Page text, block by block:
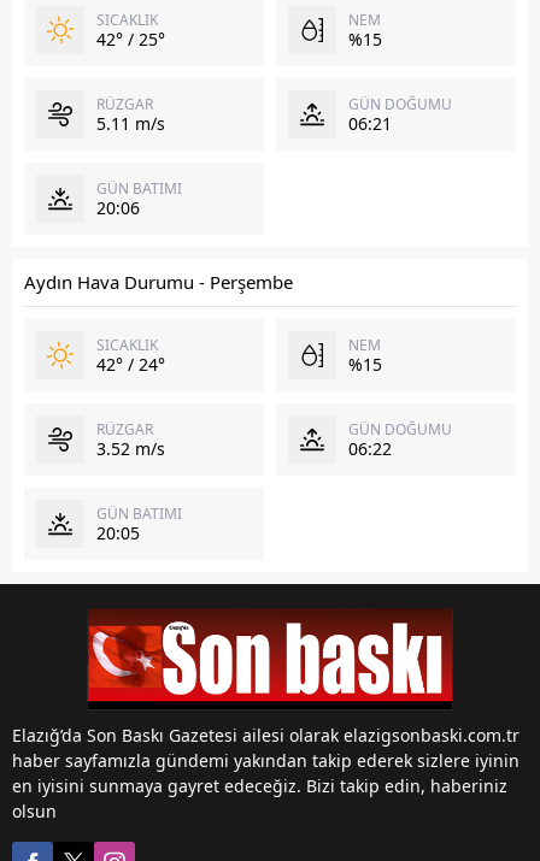
SICAKLIK
42° / 25°
NEM
%15
RÜZGAR
5.11 m/s
GÜN DOĞUMU
06:21
GÜN BATIMI
20:06
Aydın Hava Durumu - Perşembe
SICAKLIK
42° / 24°
NEM
%15
RÜZGAR
3.52 m/s
GÜN DOĞUMU
06:22
GÜN BATIMI
20:05
Elazığ’da Son Baskı Gazetesi ailesi olarak elazigsonbaski.com.tr
haber sayfamızla gündemi yakından takip ederek sizlere iyinin
en iyisini sunmaya gayret edeceğiz. Bizi takip edin, haberiniz
olsun